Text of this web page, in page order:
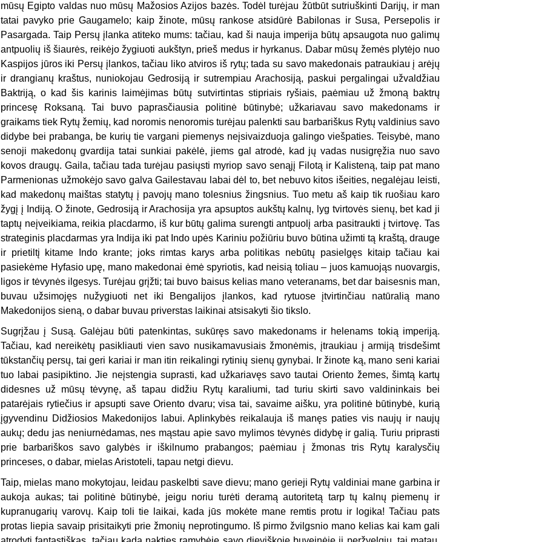
mūsų Egipto valdas nuo mūsų Mažosios Azijos bazės. Todėl turėjau žūtbūt sutriuškinti Darijų, ir man
tatai pavyko prie Gaugamelo; kaip žinote, mūsų rankose atsidūrė Babilonas ir Susa, Persepolis ir
Pasargada. Taip Persų įlanka atiteko mums: tačiau, kad ši nauja imperija būtų apsaugota nuo galimų
antpuolių iš šiaurės, reikėjo žygiuoti aukštyn, prieš medus ir hyrkanus. Dabar mūsų žemės plytėjo nuo
Kaspijos jūros iki Persų įlankos, tačiau liko atviros iš rytų; tada su savo makedonais patraukiau į arėjų
ir drangianų kraštus, nuniokojau Gedrosiją ir sutrempiau Arachosiją, paskui pergalingai užvaldžiau
Baktriją, o kad šis karinis laimėjimas būtų sutvirtintas stipriais ryšiais, paėmiau už žmoną baktrų
princesę Roksaną. Tai buvo paprasčiausia politinė būtinybė; užkariavau savo makedonams ir
graikams tiek Rytų žemių, kad noromis nenoromis turėjau palenkti sau barbariškus Rytų valdinius savo
didybe bei prabanga, be kurių tie vargani piemenys neįsivaizduoja galingo viešpaties. Teisybė, mano
senoji makedonų gvardija tatai sunkiai pakėlė, jiems gal atrodė, kad jų vadas nusigręžia nuo savo
kovos draugų. Gaila, tačiau tada turėjau pasiųsti myriop savo senąjį Filotą ir Kalisteną, taip pat mano
Parmenionas užmokėjo savo galva Gailestavau labai dėl to, bet nebuvo kitos išeities, negalėjau leisti,
kad makedonų maištas statytų į pavojų mano tolesnius žingsnius. Tuo metu aš kaip tik ruošiau karo
žygį į Indiją. O žinote, Gedrosiją ir Arachosija yra apsuptos aukštų kalnų, lyg tvirtovės sienų, bet kad ji
taptų neįveikiama, reikia placdarmo, iš kur būtų galima surengti antpuolį arba pasitraukti į tvirtovę. Tas
strateginis placdarmas yra Indija iki pat Indo upės Kariniu požiūriu buvo būtina užimti tą kraštą, drauge
ir prietiltį kitame Indo krante; joks rimtas karys arba politikas nebūtų pasielgęs kitaip tačiau kai
pasiekėme Hyfasio upę, mano makedonai ėmė spyriotis, kad neisią toliau – juos kamuojąs nuovargis,
ligos ir tėvynės ilgesys. Turėjau grįžti; tai buvo baisus kelias mano veteranams, bet dar baisesnis man,
buvau užsimojęs nužygiuoti net iki Bengalijos įlankos, kad rytuose įtvirtinčiau natūralią mano
Makedonijos sieną, o dabar buvau priverstas laikinai atsisakyti šio tikslo.
Sugrįžau į Susą. Galėjau būti patenkintas, sukūręs savo makedonams ir helenams tokią imperiją.
Tačiau, kad nereikėtų pasikliauti vien savo nusikamavusiais žmonėmis, įtraukiau į armiją trisdešimt
tūkstančių persų, tai geri kariai ir man itin reikalingi rytinių sienų gynybai. Ir žinote ką, mano seni kariai
tuo labai pasipiktino. Jie neįstengia suprasti, kad užkariavęs savo tautai Oriento žemes, šimtą kartų
didesnes už mūsų tėvynę, aš tapau didžiu Rytų karaliumi, tad turiu skirti savo valdininkais bei
patarėjais rytiečius ir apsupti save Oriento dvaru; visa tai, savaime aišku, yra politinė būtinybė, kurią
įgyvendinu Didžiosios Makedonijos labui. Aplinkybės reikalauja iš manęs paties vis naujų ir naujų
aukų; dedu jas neniurnėdamas, nes mąstau apie savo mylimos tėvynės didybę ir galią. Turiu priprasti
prie barbariškos savo galybės ir iškilnumo prabangos; paėmiau į žmonas tris Rytų karalysčių
princeses, o dabar, mielas Aristoteli, tapau netgi dievu.
Taip, mielas mano mokytojau, leidau paskelbti save dievu; mano gerieji Rytų valdiniai mane garbina ir
aukoja aukas; tai politinė būtinybė, jeigu noriu turėti deramą autoritetą tarp tų kalnų piemenų ir
kupranugarių varovų. Kaip toli tie laikai, kada jūs mokėte mane remtis protu ir logika! Tačiau pats
protas liepia savaip prisitaikyti prie žmonių neprotingumo. Iš pirmo žvilgsnio mano kelias kai kam gali